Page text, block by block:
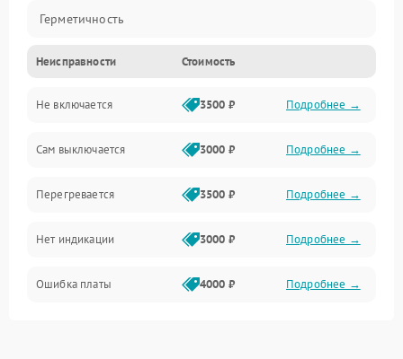
Герметичность
Механика
Неисправности Стоимость
Не включается 3500 ₽ Подробнее →
Сам выключается 3000 ₽ Подробнее →
Перегревается 3500 ₽ Подробнее →
Нет индикации 3000 ₽ Подробнее →
Ошибка платы 4000 ₽ Подробнее →